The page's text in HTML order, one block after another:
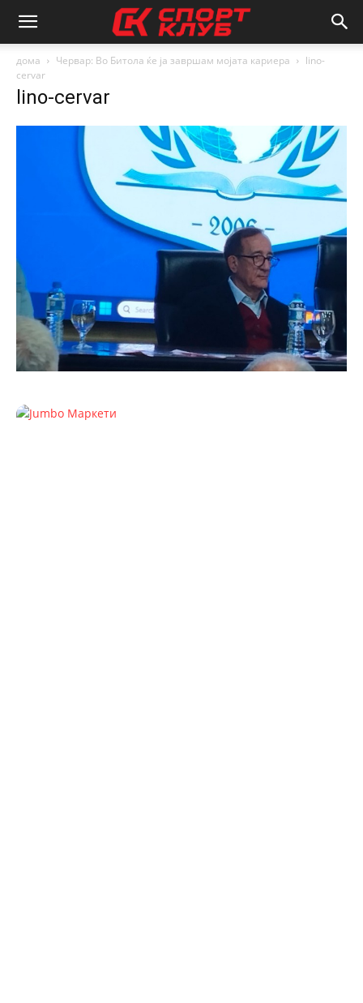
дома Червар: Во Битола ќе ја завршам мојата кариера
lino-
cervar
lino-cervar